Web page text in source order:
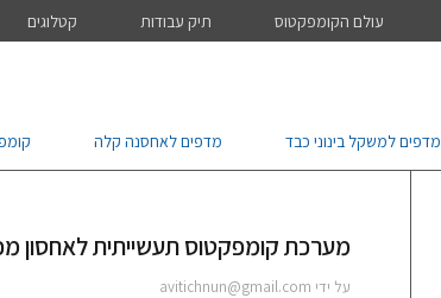
עולם הקומפקטוס תיק עבודות קטלוגים
מדפים למשקל בינוני כבד מדפים לאחסנה קלה
מערכת קומפקטוס תעשייתית לאחסון
על ידי avitichnun@gmail.com